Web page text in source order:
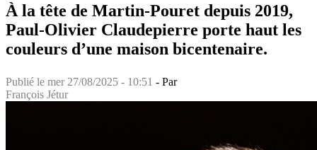
À la tête de Martin-Pouret depuis 2019,
Paul-Olivier Claudepierre porte haut les
couleurs d’une maison bicentenaire.
Publié le mer 27/08/2025 - 10:51 - Par
François Jétur